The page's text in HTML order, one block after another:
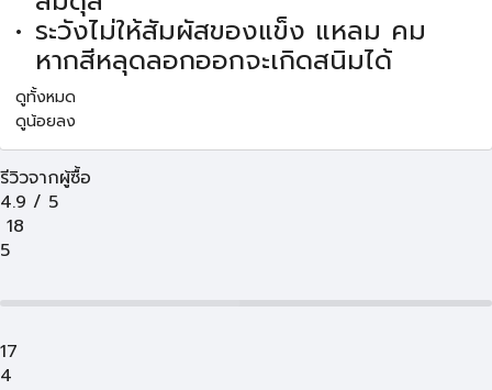
ระวังไม่ให้สัมผัสของแข็ง แหลม คม
หากสีหลุดลอกออกจะเกิดสนิมได้
ดูทั้งหมด
ดูน้อยลง
รีวิวจากผู้ซื้อ
4.9 / 5
18
5
17
4